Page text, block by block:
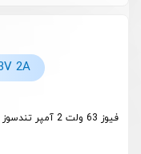
2A
فیوز 63 ولت 2 آمپر تندسوز پکیج 1206